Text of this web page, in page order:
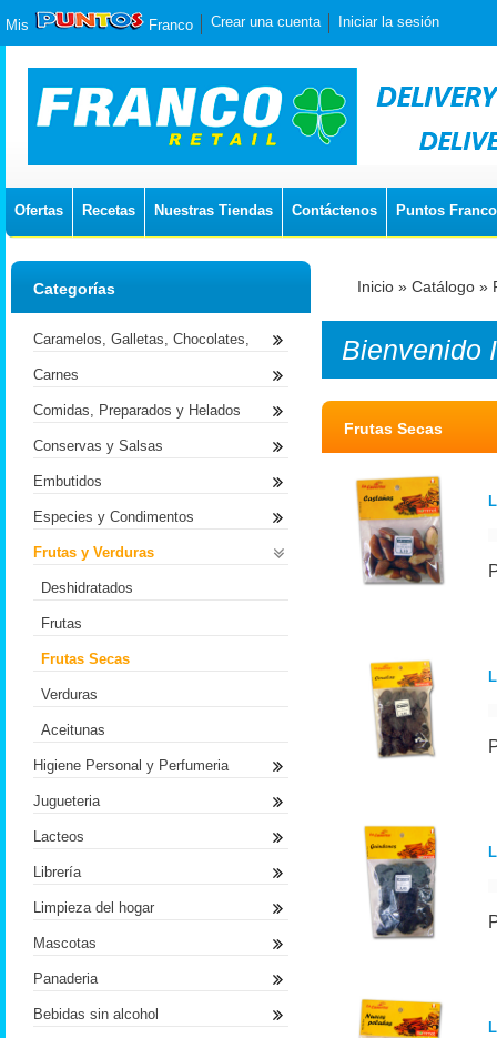
Mis Franco Crear una cuenta Iniciar la sesión
Ofertas Recetas Nuestras Tiendas Contáctenos Puntos Franco
Inicio » Catálogo »
Bienvenido
Frutas Secas
Categorías
Caramelos, Galletas, Chocolates,
Carnes
Comidas, Preparados y Helados
Conservas y Salsas
Embutidos
Especies y Condimentos
Frutas y Verduras
Deshidratados
Frutas
Frutas Secas
Verduras
Aceitunas
Higiene Personal y Perfumeria
Jugueteria
Lacteos
Librería
Limpieza del hogar
Mascotas
Panaderia
Bebidas sin alcohol